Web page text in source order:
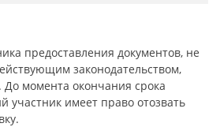
предоставления документов, не
законодательством,
До момента окончания срока
участник имеет право отозвать